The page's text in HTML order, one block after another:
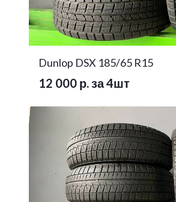
Dunlop DSX 185/65 R15
12 000 р. за 4шт